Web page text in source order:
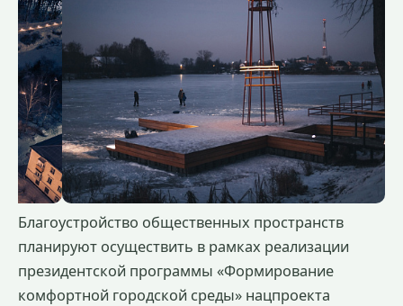
Благоустройство общественных пространств
планируют осуществить в рамках реализации
президентской программы «Формирование
комфортной городской среды» нацпроекта